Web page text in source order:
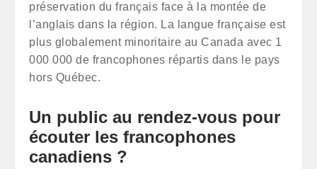
préservation du français face à la montée de
l’anglais dans la région. La langue française est
plus globalement minoritaire au Canada avec 1
000 000 de francophones répartis dans le pays
hors Québec.
Un public au rendez-vous pour
écouter les francophones
canadiens ?